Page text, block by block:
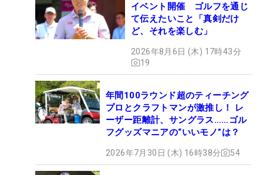
イベント開催 ゴルフを通じ
て伝えたいこと「真剣だけ
ど、それを楽しむ」
2026年8月6日 (木) 17時43分
19
年間100ラウンド超のティーチング
プロとクラフトマンが激推し！ レ
ーザー距離計、サングラス……ゴル
フグッズマニアの“いいモノ”は？
2026年7月30日 (木) 16時38分 54